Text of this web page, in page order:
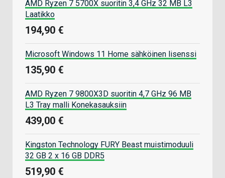
AMD Ryzen 7 5700X suoritin 3,4 GHz 32 MB L3
Laatikko
194,90 €
Microsoft Windows 11 Home sähköinen lisenssi
135,90 €
AMD Ryzen 7 9800X3D suoritin 4,7 GHz 96 MB
L3 Tray malli Konekasauksiin
439,00 €
Kingston Technology FURY Beast muistimoduuli
32 GB 2 x 16 GB DDR5
519,90 €